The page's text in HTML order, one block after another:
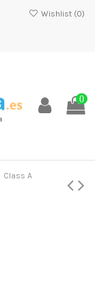
Wishlist (0)
0
Class A